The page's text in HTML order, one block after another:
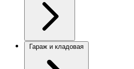
Гараж и кладовая